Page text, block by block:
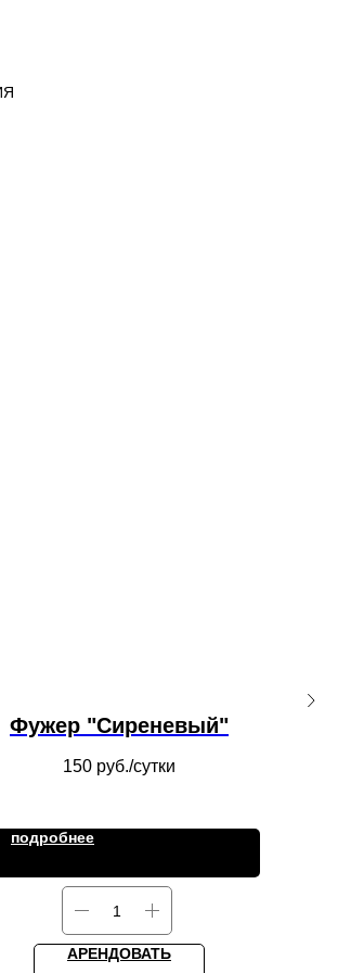
Фужер "Сиреневый"
150 руб./сутки
подробнее
АРЕНДОВАТЬ